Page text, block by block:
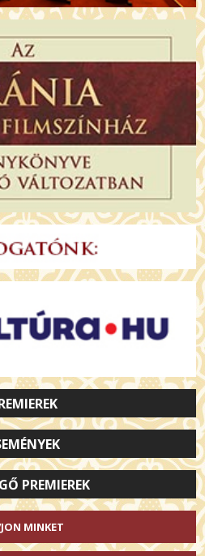
PREMIEREK
MINKET